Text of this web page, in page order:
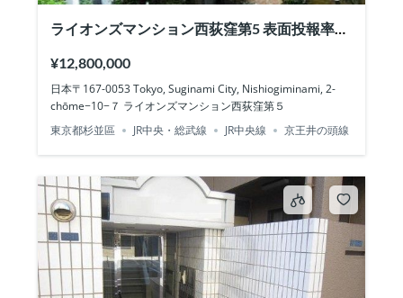
ライオンズマンション西荻窪第5 表面投報率
¥12,800,000
日本〒167-0053 Tokyo, Suginami City, Nishiogiminami, 2-
chōme−10−７ ライオンズマンション西荻窪第５
東京都杉並區
JR中央・総武線 JR中央線 京王井の頭線